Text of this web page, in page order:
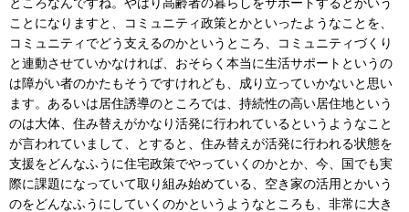
ことになりますと、コミュニティ政策とかといったようなことを、
コミュニティでどう支えるのかというところ、コミュニティづくり
と連動させていかなければ、おそらく本当に生活サポートというの
は障がい者のかたもそうですけれども、成り立っていかないと思い
ます。あるいは居住誘導のところでは、持続性の高い居住地という
のは大体、住み替えがかなり活発に行われているというようなこと
が言われていまして、とすると、住み替えが活発に行われる状態を
支援をどんなふうに住宅政策でやっていくのかとか、今、国でも実
際に課題になっていて取り組み始めている、空き家の活用とかいう
のをどんなふうにしていくのかというようなところも、非常に大き